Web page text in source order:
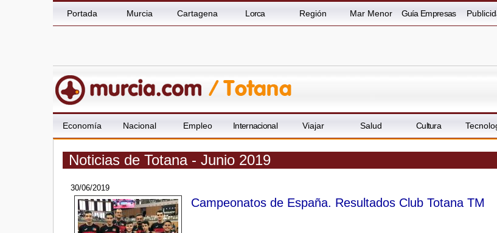
Portada Murcia Cartagena Lorca Región Mar Menor Guía Empresas
Economía Nacional Empleo Internacional Viajar Salud Cultura
Noticias de Totana - Junio 2019
30/06/2019
Campeonatos de España. Resultados Club Totana TM